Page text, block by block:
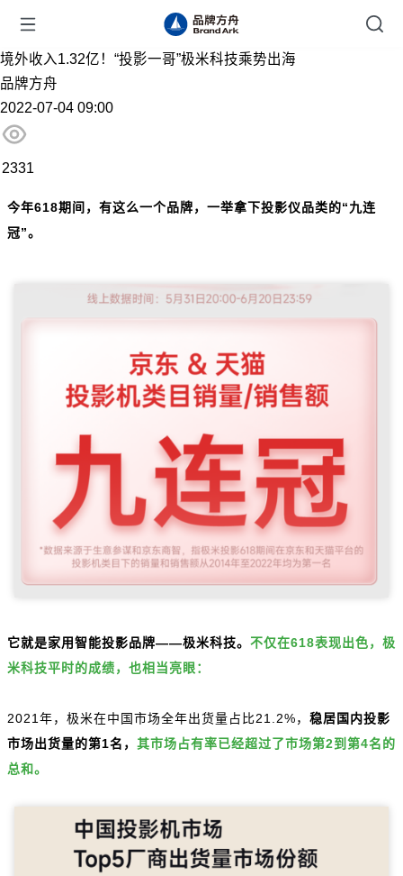
境外收入1.32亿！“投影一哥”极米科技乘势出海
品牌方舟
2022-07-04 09:00
2331
今年618期间，有这么一个品牌，一举拿下投影仪品类的“九连
冠”。
它就是家用智能投影品牌——极米科技。 不仅在618表现出色，极
米科技平时的成绩，也相当亮眼：
2021年，极米在中国市场全年出货量占比21.2%， 稳居国内投影
市场出货量的第1名， 其市场占有率已经超过了市场第2到第4名的
总和。